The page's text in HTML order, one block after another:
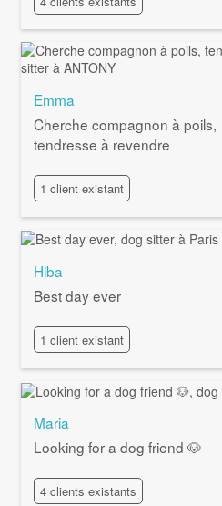
Emma
Cherche compagnon à poils,
tendresse à revendre
1 client existant
Hiba
Best day ever
1 client existant
Maria
Looking for a dog friend 🐶
4 clients existants